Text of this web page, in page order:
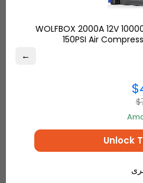
من الولايات المتحدة
←
WOLFBOX 2000A 12V
150PSI Air
Unlock